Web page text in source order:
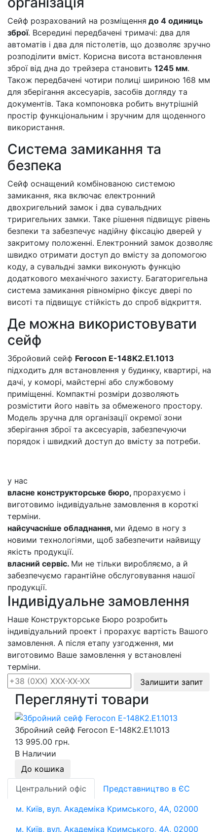
Сейф розрахований на розміщення до 4 одиниць
зброї. Всередині передбачені тримачі: два для
автоматів і два для пістолетів, що дозволяє зручно
розподілити вміст. Корисна висота встановлення
зброї від дна до трейзера становить 1245 мм.
Також передбачені чотири полиці шириною 168 мм
для зберігання аксесуарів, засобів догляду та
документів. Така компоновка робить внутрішній
простір функціональним і зручним для щоденного
використання.
Система замикання та
безпека
Сейф оснащений комбінованою системою
замикання, яка включає електронний
двохригельний замок і два сувальдних
триригельних замки. Таке рішення підвищує рівень
безпеки та забезпечує надійну фіксацію дверей у
закритому положенні. Електронний замок дозволяє
швидко отримати доступ до вмісту за допомогою
коду, а сувальдні замки виконують функцію
додаткового механічного захисту. Багаторигельна
система замикання рівномірно фіксує двері по
висоті та підвищує стійкість до спроб відкриття.
Де можна використовувати
сейф
Збройовий сейф Ferocon Е-148К2.Е1.1013
підходить для встановлення у будинку, квартирі, на
дачі, у коморі, майстерні або службовому
приміщенні. Компактні розміри дозволяють
розмістити його навіть за обмеженого простору.
Модель зручна для організації окремої зони
зберігання зброї та аксесуарів, забезпечуючи
порядок і швидкий доступ до вмісту за потреби.
у нас
власне конструкторське бюро, прорахуємо і
виготовимо індивідуальне замовлення в короткі
терміни.
найсучасніше обладнання, ми йдемо в ногу з
новими технологіями, щоб забезпечити найвищу
якість продукції.
власний сервіс. Ми не тільки виробляємо, а й
забезпечуємо гарантійне обслуговування нашої
продукції.
Індивідуальне замовлення
Наше Конструкторське Бюро розробить
індивідуальний проект і прорахує вартість Вашого
замовлення. А після етапу узгодження, ми
виготовимо Ваше замовлення у встановлені
терміни.
Залишити запит
Переглянуті товари
Збройний сейф Ferocon Е-148К2.Е1.1013
13 995.00 грн.
В Наличии
До кошика
Центральний офіс
Представництво в ЄС
м. Київ, вул. Академіка Кримського, 4А, 02000
м. Київ, вул. Академіка Кримського, 4А, 02000